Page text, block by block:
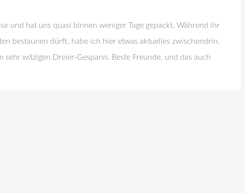
und hat uns quasi binnen weniger Tage gepackt. Während ihr
bestaunen dürft, habe ich hier etwas aktuelles zwischendrin.
witzigen Dreier-Gespann. Beste Freunde, und das auch